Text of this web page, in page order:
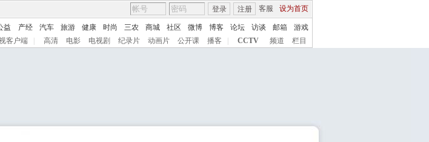
客服 设为首页
登录 注册
益 产经 汽车 旅游 健康 时尚 三农 商城 社区 微博 博客 论坛 访谈 邮箱
游戏
客户端 高清 电影 电视剧 纪录片 动画片 公开课 播客 CCTV 频道 栏目